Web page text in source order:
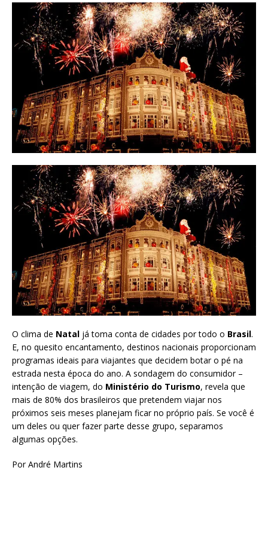
O clima de Natal já toma conta de cidades por todo o Brasil.
E, no quesito encantamento, destinos nacionais proporcionam
programas ideais para viajantes que decidem botar o pé na
estrada nesta época do ano. A sondagem do consumidor –
intenção de viagem, do Ministério do Turismo, revela que
mais de 80% dos brasileiros que pretendem viajar nos
próximos seis meses planejam ficar no próprio país. Se você é
um deles ou quer fazer parte desse grupo, separamos
algumas opções.
Por André Martins